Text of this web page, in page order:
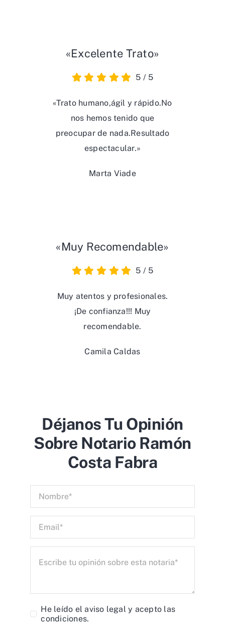
«Excelente Trato»
5 / 5
«Trato humano,ágil y rápido.No
nos hemos tenido que
preocupar de nada.Resultado
espectacular.»
Marta Viade
«Muy Recomendable»
5 / 5
Muy atentos y profesionales.
¡De confianza!!! Muy
recomendable.
Camila Caldas
Déjanos Tu Opinión
Sobre Notario Ramón
Costa Fabra
He leído elaviso legal y acepto las
condiciones.